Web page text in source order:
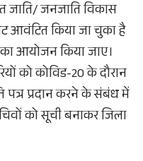
जाति/ जनजाति विकास
आवंटित किया जा चुका है
आयोजन किया जाए।
को कोविड-20 के दौरान
पत्र प्रदान करने के संबंध में
को सूची बनाकर जिला